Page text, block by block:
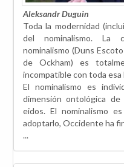
Aleksandr Duguin
Toda la modernidad
del nominalismo. La
nominalismo (Duns
de Ockham) es
incompatible con toda esa
El nominalismo es
dimensión ontológica
eidos. El nominalismo
adoptarlo, Occidente ha
...